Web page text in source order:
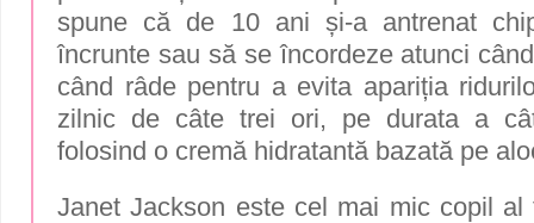
spune că de 10 ani și-a antrenat
încrunte sau să se încordeze atunci
când râde pentru a evita apariția
zilnic de câte trei ori, pe durata a
folosind o cremă hidratantă bazată pe
Janet Jackson este cel mai mic copil al